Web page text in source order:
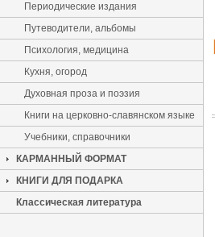
Периодические издания
Путеводители, альбомы
Психология, медицина
Кухня, огород
Духовная проза и поэзия
Книги на церковно-славянском языке
Учебники, справочники
КАРМАННЫЙ ФОРМАТ
КНИГИ ДЛЯ ПОДАРКА
Классическая литература